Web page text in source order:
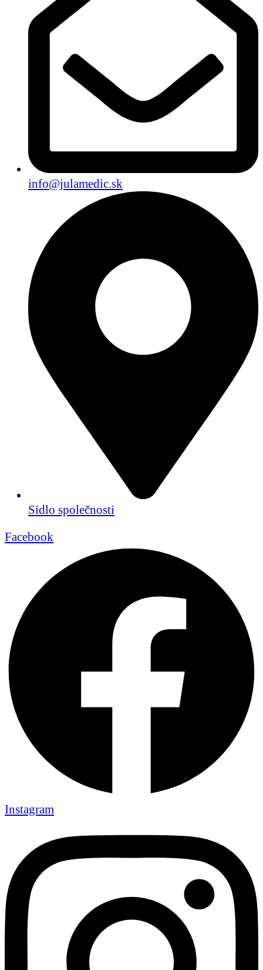
info@julamedic.sk
Sídlo společnosti
Facebook
Instagram